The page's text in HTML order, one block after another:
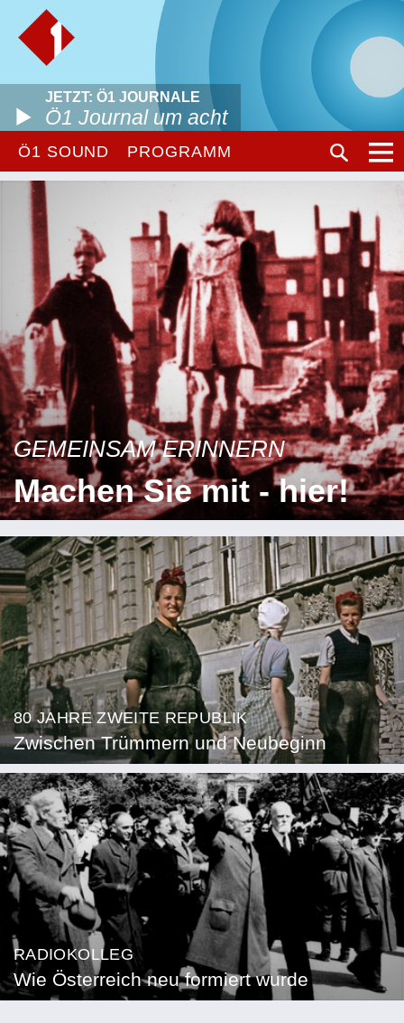
JETZT: Ö1 JOURNALE
Ö1 Journal um acht
Ö1 SOUND PROGRAMM
GEMEINSAM ERINNERN
Machen Sie mit - hier!
80 JAHRE ZWEITE REPUBLIK
Zwischen Trümmern und Neubeginn
RADIOKOLLEG
Wie Österreich neu formiert wurde